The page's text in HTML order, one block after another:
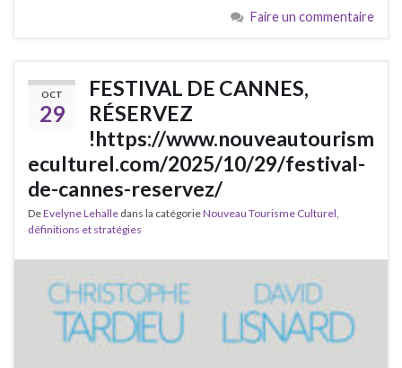
Faire un commentaire
OCT
29
FESTIVAL DE CANNES,
RÉSERVEZ
!https://www.nouveautourism
eculturel.com/2025/10/29/festival-
de-cannes-reservez/
DeEvelyne Lehalle dans la catégorieNouveau Tourisme Culturel,
définitions et stratégies